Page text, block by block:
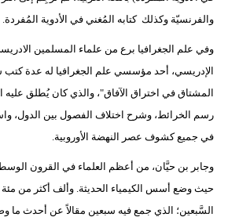
والفرنسيّة وكذلك كتابه المُغني في الأدوية المُفردة.
وفي علم الجغرافيا برع من علماء المسلمين
الإدريسي، أحد مؤسسي علم الجغرافيا له عدة كتب
المشتاق في اختراق الآفاق"، والذي كان يُطلق
رسم الخرائط، وشرح اختلاف الفصول بين الدول،
في جميع كشوف عصر النهضة الأوروبية.
وجابر بن حيَّان، من أعظم العلماء في القرون
حيث وضع أسس الكيمياء الحديثة. وألف أكثر من مئة
السَّبعين؛ الذي جمع فيه سبعين مقالاً عن أحدث ما